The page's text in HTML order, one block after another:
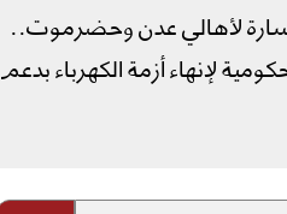
لأهالي عدن وحضرموت..
لإنهاء أزمة الكهرباء بدعم